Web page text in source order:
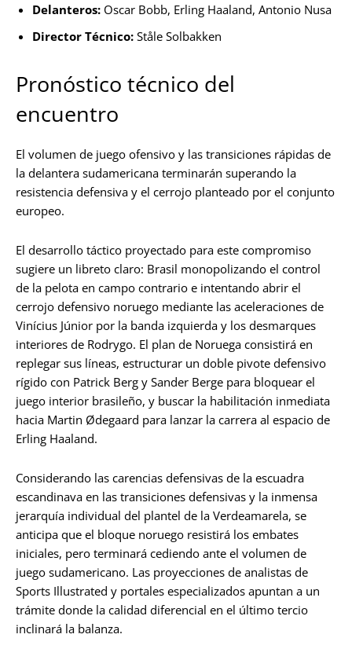
Delanteros: Oscar Bobb, Erling Haaland, Antonio Nusa
Director Técnico: Ståle Solbakken
Pronóstico técnico del
encuentro
El volumen de juego ofensivo y las transiciones rápidas de
la delantera sudamericana terminarán superando la
resistencia defensiva y el cerrojo planteado por el conjunto
europeo.
El desarrollo táctico proyectado para este compromiso
sugiere un libreto claro: Brasil monopolizando el control
de la pelota en campo contrario e intentando abrir el
cerrojo defensivo noruego mediante las aceleraciones de
Vinícius Júnior por la banda izquierda y los desmarques
interiores de Rodrygo. El plan de Noruega consistirá en
replegar sus líneas, estructurar un doble pivote defensivo
rígido con Patrick Berg y Sander Berge para bloquear el
juego interior brasileño, y buscar la habilitación inmediata
hacia Martin Ødegaard para lanzar la carrera al espacio de
Erling Haaland.
Considerando las carencias defensivas de la escuadra
escandinava en las transiciones defensivas y la inmensa
jerarquía individual del plantel de la Verdeamarela, se
anticipa que el bloque noruego resistirá los embates
iniciales, pero terminará cediendo ante el volumen de
juego sudamericano. Las proyecciones de analistas de
Sports Illustrated y portales especializados apuntan a un
trámite donde la calidad diferencial en el último tercio
inclinará la balanza.